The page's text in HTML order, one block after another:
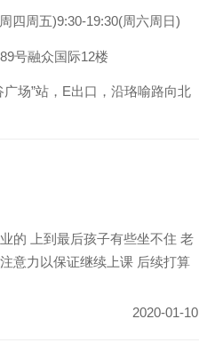
四周五)9:30-19:30(周六周日)
号融众国际12楼
广场”站，E出口，沿珞喻路向北
上到最后孩子有些坐不住 老
意力以保证继续上课 后续打算
2020-01-10